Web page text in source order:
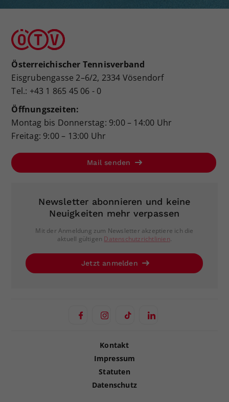
Österreichischer Tennisverband
Eisgrubengasse 2–6/2, 2334 Vösendorf
Tel.: +43 1 865 45 06 - 0
Öffnungszeiten:
Montag bis Donnerstag: 9:00 – 14:00 Uhr
Freitag: 9:00 – 13:00 Uhr
Mail senden
Newsletter abonnieren und keine
Neuigkeiten mehr verpassen
Mit der Anmeldung zum Newsletter akzeptiere ich die
aktuell gültigen Datenschutzrichtlinien.
Jetzt anmelden
Kontakt
Impressum
Statuten
Datenschutz